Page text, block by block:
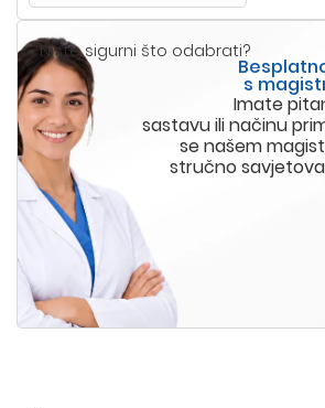
Niste sigurni što odabrati?
s
Imate
sastavu ili načinu
se našem
stručno